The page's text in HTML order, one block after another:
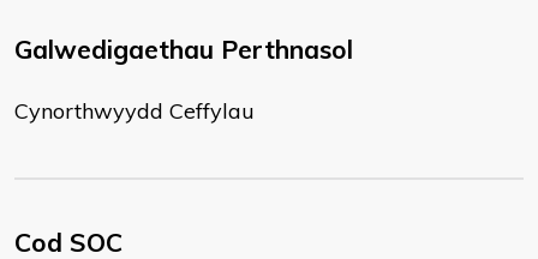
Galwedigaethau Perthnasol
Cynorthwyydd Ceffylau
Cod SOC